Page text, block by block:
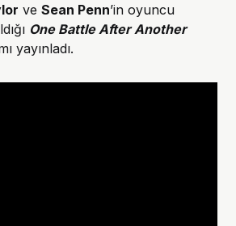
veSean Penn’in oyuncu
One Battle After Another
yayınladı.